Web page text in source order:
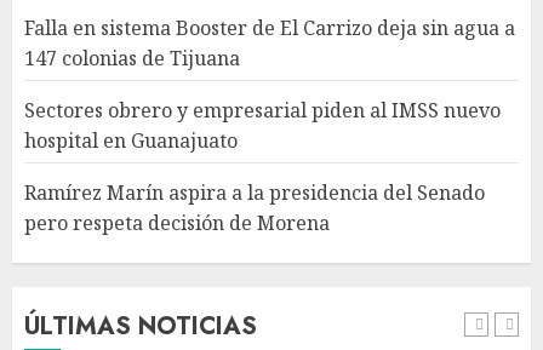
Falla en sistema Booster de El Carrizo deja sin agua a
147 colonias de Tijuana
Sectores obrero y empresarial piden al IMSS nuevo
hospital en Guanajuato
Ramírez Marín aspira a la presidencia del Senado
pero respeta decisión de Morena
ÚLTIMAS NOTICIAS
5
Ramírez Marín aspira a la
presidencia del Senado pero
AGOSTO 6, 2026
1
Detienen a persona por
intentar cobrar cheque falso
AGOSTO 6, 2026